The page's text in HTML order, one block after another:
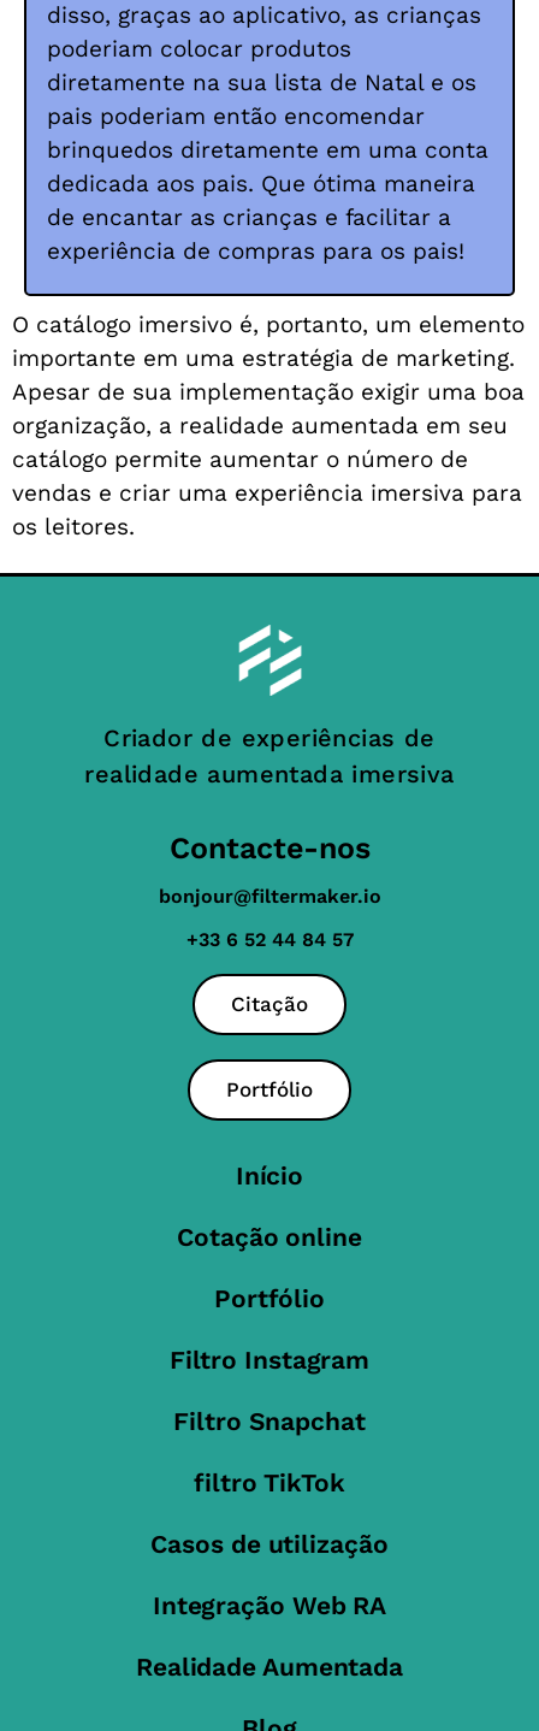
disso, graças ao aplicativo, as crianças
poderiam colocar produtos
diretamente na sua lista de Natal e os
pais poderiam então encomendar
brinquedos diretamente em uma conta
dedicada aos pais. Que ótima maneira
de encantar as crianças e facilitar a
experiência de compras para os pais!
O catálogo imersivo é, portanto, um elemento
importante em uma estratégia de marketing.
Apesar de sua implementação exigir uma boa
organização, a realidade aumentada em seu
catálogo permite aumentar o número de
vendas e criar uma experiência imersiva para
os leitores.
Criador de experiências de
realidade aumentada imersiva
Contacte-nos
bonjour@filtermaker.io
+33 6 52 44 84 57
Citação
Portfólio
Início
Cotação online
Portfólio
Filtro Instagram
Filtro Snapchat
filtro TikTok
Casos de utilização
Integração Web RA
Realidade Aumentada